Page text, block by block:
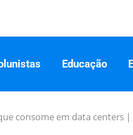
Educação
consome em data centers |